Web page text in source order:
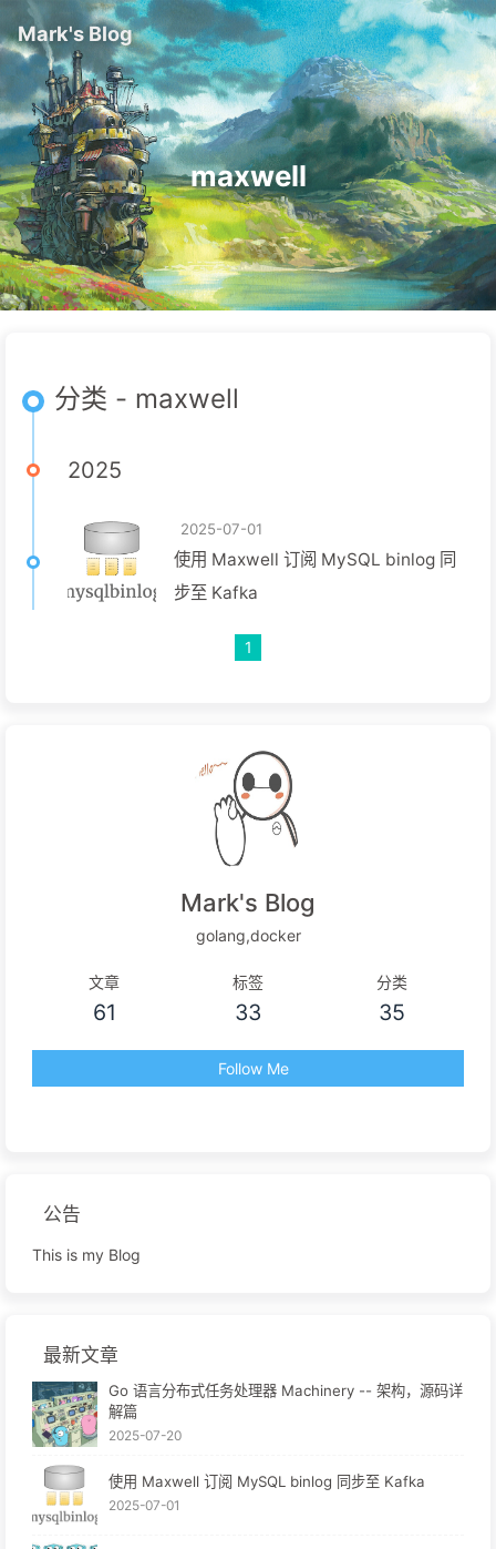
Mark's Blog
maxwell
分类 - maxwell
2025
2025-07-01
使用 Maxwell 订阅 MySQL binlog 同
步至 Kafka
1
Mark's Blog
golang,docker
文章
61
标签
33
分类
35
Follow Me
公告
This is my Blog
最新文章
Go 语言分布式任务处理器 Machinery -- 架构，源码详
解篇
2025-07-20
使用 Maxwell 订阅 MySQL binlog 同步至 Kafka
2025-07-01